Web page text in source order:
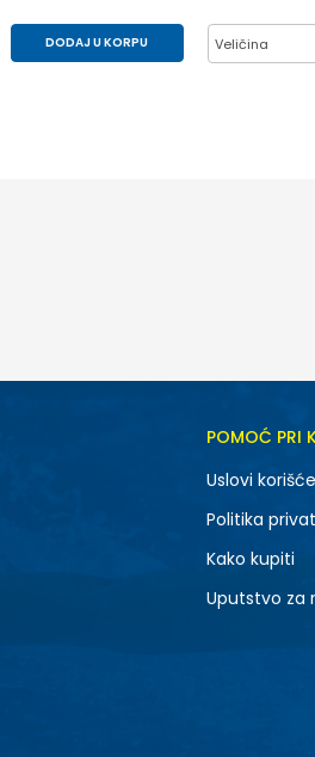
DODAJ U KORPU Veličina
POMOĆ PRI
Uslovi
Politika
Kako kupiti
Uputstvo za